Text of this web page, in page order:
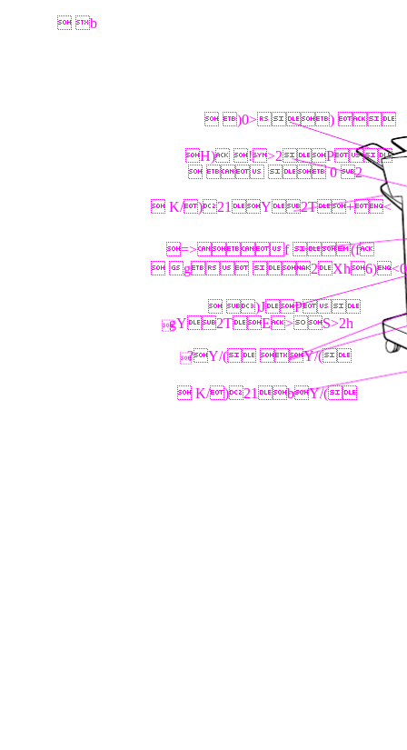
 b
 )0>) 
H) !>2P
   0 2
 K/)21Y2T+<
=>f (f
 g
 )JP
gY2TE>S>2h
?Y/( Y/(
 K/)21bY/(